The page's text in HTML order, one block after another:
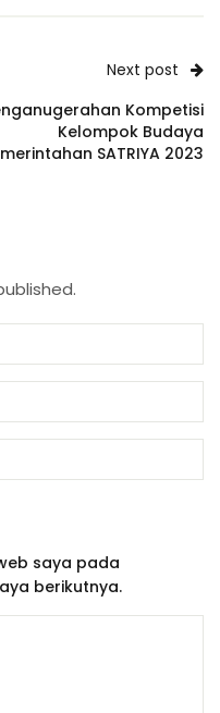
Next post
Kompetisi
Kelompok Budaya
SATRIYA 2023
saya pada
berikutnya.